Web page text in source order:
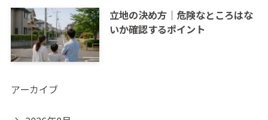
立地の決め方｜危険なところはな
いか確認するポイント
アーカイブ